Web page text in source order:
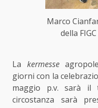
Marco
della
La kermesse
giorni con la
maggio p.v. sarà il
circostanza sarà